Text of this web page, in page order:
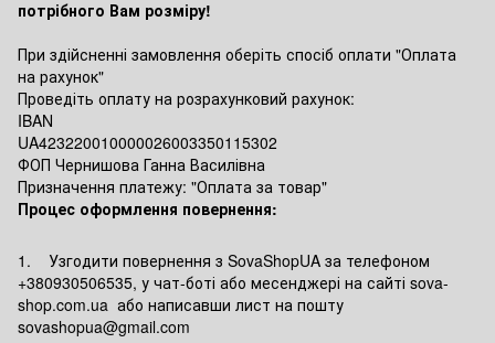
потрібного Вам розміру!
При здійсненні замовлення оберіть спосіб оплати "Оплата
на рахунок"
Проведіть оплату на розрахунковий рахунок:
IBAN
UA423220010000026003350115302
ФОП Чернишова Ганна Василівна
Призначення платежу: "Оплата за товар"
Процес оформлення повернення:
1. Узгодити повернення з SovaShopUA за телефоном
+380930506535, у чат-боті або месенджері на сайті sova-
shop.com.ua або написавши лист на пошту
sovashopua@gmail.com